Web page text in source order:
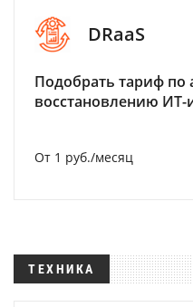
DRaaS
Подобрать тариф
восстановлению ИТ-
От 1 руб./месяц
ТЕХНИКА